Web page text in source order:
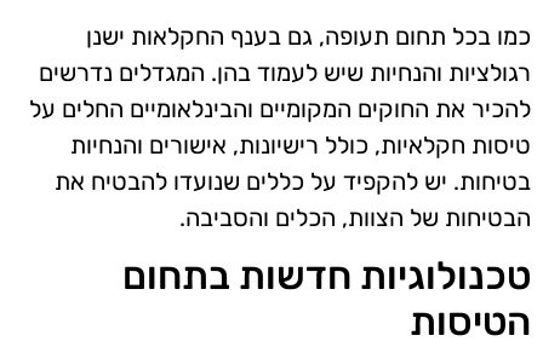
כמו בכל תחום תעופה, גם בענף החקלאות ישנן
רגולציות והנחיות שיש לעמוד בהן. המגדלים נדרשים
להכיר את החוקים המקומיים והבינלאומיים החלים על
טיסות חקלאיות, כולל רישיונות, אישורים והנחיות
בטיחות. יש להקפיד על כללים שנועדו להבטיח את
הבטיחות של הצוות, הכלים והסביבה.
טכנולוגיות חדשות בתחום
הטיסות